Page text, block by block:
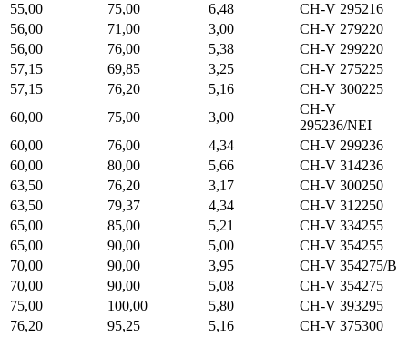
55,00
75,00 6,48
CH-V 295216
56,00
71,00 3,00
CH-V 279220
56,00
76,00 5,38
CH-V 299220
57,15
69,85 3,25
CH-V 275225
57,15
76,20 5,16
CH-V 300225
60,00
75,00 3,00
CH-V
295236/NEI
60,00
76,00 4,34
CH-V 299236
60,00
80,00 5,66
CH-V 314236
63,50
76,20 3,17
CH-V 300250
63,50
79,37 4,34
CH-V 312250
65,00
85,00 5,21
CH-V 334255
65,00
90,00 5,00
CH-V 354255
70,00
90,00 3,95
CH-V 354275/B
70,00
90,00 5,08
CH-V 354275
75,00
100,00 5,80
CH-V 393295
76,20
95,25 5,16
CH-V 375300